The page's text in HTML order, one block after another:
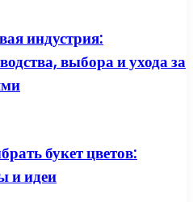
индустрия:
выбора и ухода за
букет цветов:
и идеи